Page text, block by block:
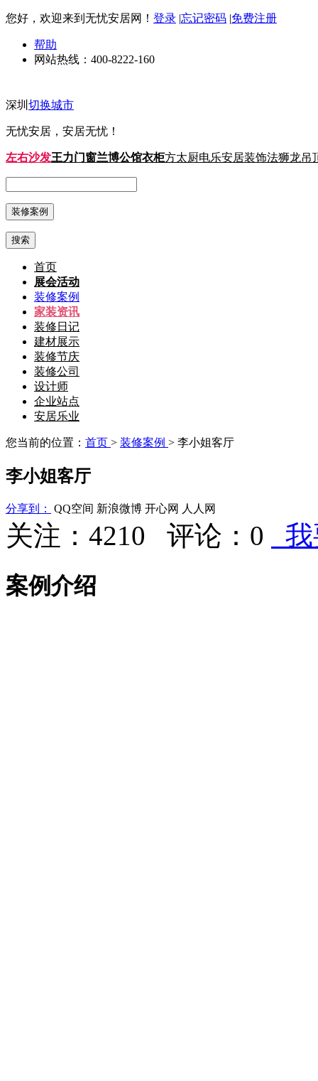
您好，欢迎来到无忧安居网！ 登录 |忘记密码 |免费注册
帮助
网站热线： 400-8222-160
深圳 切换城市
无忧安居，安居无忧！
左右沙发王力门窗兰博公馆衣柜方太厨电乐安居装饰法狮龙吊
搜索
首页
展会活动
装修案例
家装资讯
装修日记
建材展示
装修节庆
装修公司
设计师
企业站点
安居乐业
您当前的位置： 首页 > 装修案例 > 李小姐客厅
李小姐客厅
分享到： QQ空间 新浪微博 开心网 人人网
关注：4210 评论： 0
案例介绍